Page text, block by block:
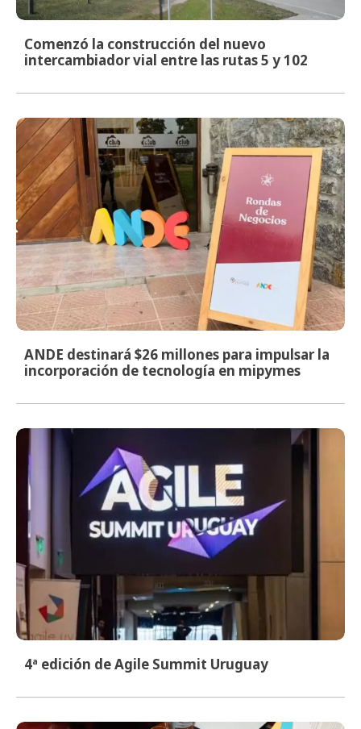
Comenzó la construcción del nuevo
intercambiador vial entre las rutas 5 y 102
ANDE destinará $26 millones para impulsar la
incorporación de tecnología en mipymes
4ª edición de Agile Summit Uruguay